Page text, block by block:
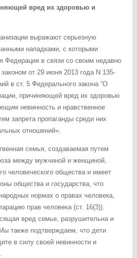
вред их здоровью и
выражают серьезную
нападками, с которыми
Федерация в связи со своим недавно
от 29 июня 2013 года N 135-
в ст. 5 Федерального закона “О
причиняющей вред их здоровью
невинность и нравственное
запрета пропаганды среди них
отношений».
семья, создаваемая путем
между мужчиной и женщиной,
человеческого общества и имеет
общества и государства, что
нормах о правах человека,
прав человека (ст. 16(3)).
вред семье, разрушительна и
также подтверждаем, что дети
в силу своей невинности и